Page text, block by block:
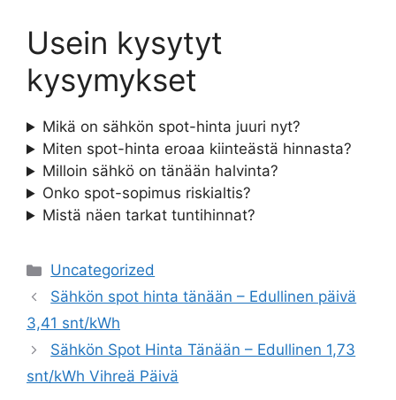
Usein kysytyt
kysymykset
Mikä on sähkön spot-hinta juuri nyt?
Miten spot-hinta eroaa kiinteästä hinnasta?
Milloin sähkö on tänään halvinta?
Onko spot-sopimus riskialtis?
Mistä näen tarkat tuntihinnat?
Categories
Uncategorized
Sähkön spot hinta tänään – Edullinen päivä
3,41 snt/kWh
Sähkön Spot Hinta Tänään – Edullinen 1,73
snt/kWh Vihreä Päivä